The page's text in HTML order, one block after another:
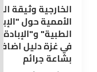
الخارجية وثيقة
الأممية حول
الطبية" و"الإبادة
في غزة دليل
بشاعة جرائم